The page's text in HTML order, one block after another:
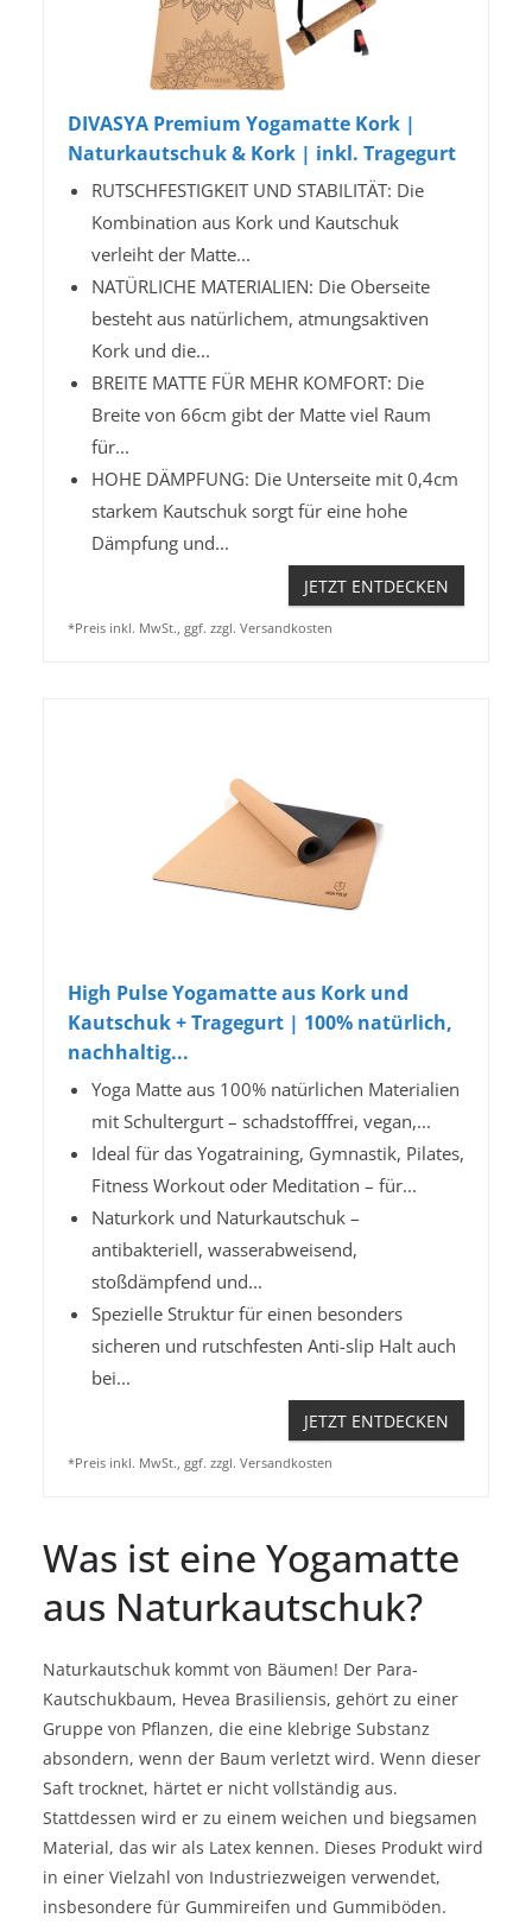
DIVASYA Premium Yogamatte Kork |
Naturkautschuk & Kork | inkl. Tragegurt
RUTSCHFESTIGKEIT UND STABILITÄT: Die
Kombination aus Kork und Kautschuk
verleiht der Matte...
NATÜRLICHE MATERIALIEN: Die Oberseite
besteht aus natürlichem, atmungsaktiven
Kork und die...
BREITE MATTE FÜR MEHR KOMFORT: Die
Breite von 66cm gibt der Matte viel Raum
für...
HOHE DÄMPFUNG: Die Unterseite mit 0,4cm
starkem Kautschuk sorgt für eine hohe
Dämpfung und...
JETZT ENTDECKEN
*Preis inkl. MwSt., ggf. zzgl. Versandkosten
High Pulse Yogamatte aus Kork und
Kautschuk + Tragegurt | 100% natürlich,
nachhaltig...
Yoga Matte aus 100% natürlichen Materialien
mit Schultergurt – schadstofffrei, vegan,...
Ideal für das Yogatraining, Gymnastik, Pilates,
Fitness Workout oder Meditation – für...
Naturkork und Naturkautschuk –
antibakteriell, wasserabweisend,
stoßdämpfend und...
Spezielle Struktur für einen besonders
sicheren und rutschfesten Anti-slip Halt auch
bei...
JETZT ENTDECKEN
*Preis inkl. MwSt., ggf. zzgl. Versandkosten
Was ist eine Yogamatte
aus Naturkautschuk?
Naturkautschuk kommt von Bäumen! Der Para-
Kautschukbaum, Hevea Brasiliensis, gehört zu einer
Gruppe von Pflanzen, die eine klebrige Substanz
absondern, wenn der Baum verletzt wird. Wenn dieser
Saft trocknet, härtet er nicht vollständig aus.
Stattdessen wird er zu einem weichen und biegsamen
Material, das wir als Latex kennen. Dieses Produkt wird
in einer Vielzahl von Industriezweigen verwendet,
insbesondere für Gummireifen und Gummiböden.